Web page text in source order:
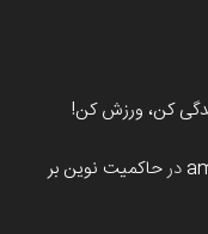
کن، ورزش کن!
درحاکمیت نوین بر